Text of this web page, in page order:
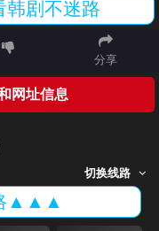
韩剧不迷路
分享
网址信息
切换线路
▲▲▲